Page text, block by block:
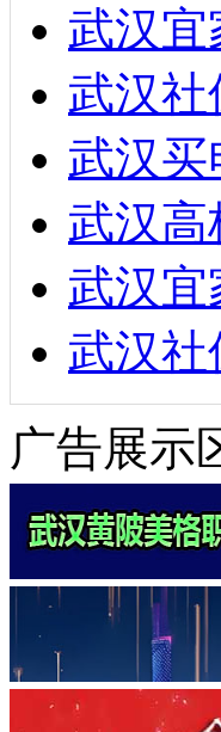
武汉
武汉
武汉
武汉
武汉
武汉
广告展示